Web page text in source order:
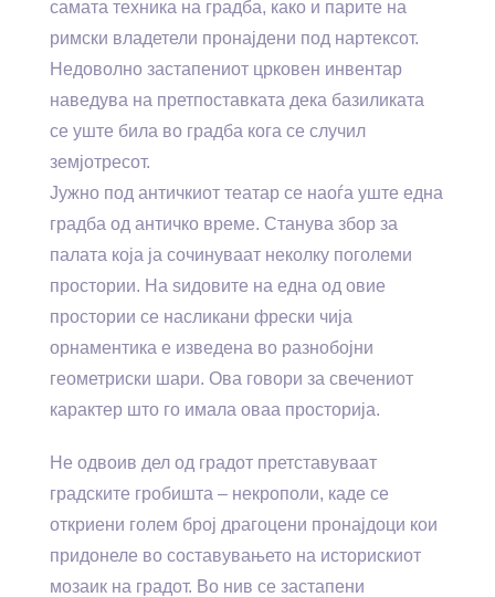
самата техника на градба, како и парите на
римски владетели пронајдени под нартексот.
Недоволно застапениот црковен инвентар
наведува на претпоставката дека базиликата
се уште била во градба кога се случил
земјотресот.
Јужно под античкиот театар се наоѓа уште една
градба од античко време. Станува збор за
палата која ја сочинуваат неколку поголеми
простории. На ѕидовите на една од овие
простории се насликани фрески чија
орнаментика е изведена во разнобојни
геометриски шари. Ова говори за свечениот
карактер што го имала оваа просторија.
Не одвоив дел од градот претставуваат
градските гробишта – некрополи, каде се
откриени голем број драгоцени пронајдоци кои
придонеле во составувањето на историскиот
мозаик на градот. Во нив се застапени